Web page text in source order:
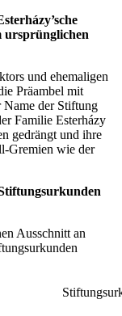
ursprünglichen
und ehemaligen
Präambel mit
Name der Stiftung
Familie Esterházy
gedrängt und ihre
Gremien wie der
Ausschnitt an